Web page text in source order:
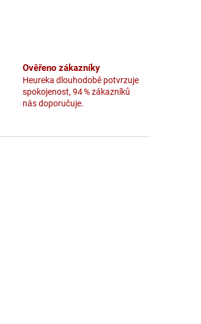
Ověřeno zákazníky
Heureka dlouhodobě potvrzuje
spokojenost, 94 % zákazníků
nás doporučuje.